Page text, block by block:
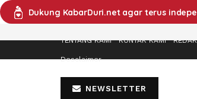
Dukung KabarDuri.net agar terus
TENTANG KAMI KONTAK KAMI
Desclaimer
NEWSLETTER